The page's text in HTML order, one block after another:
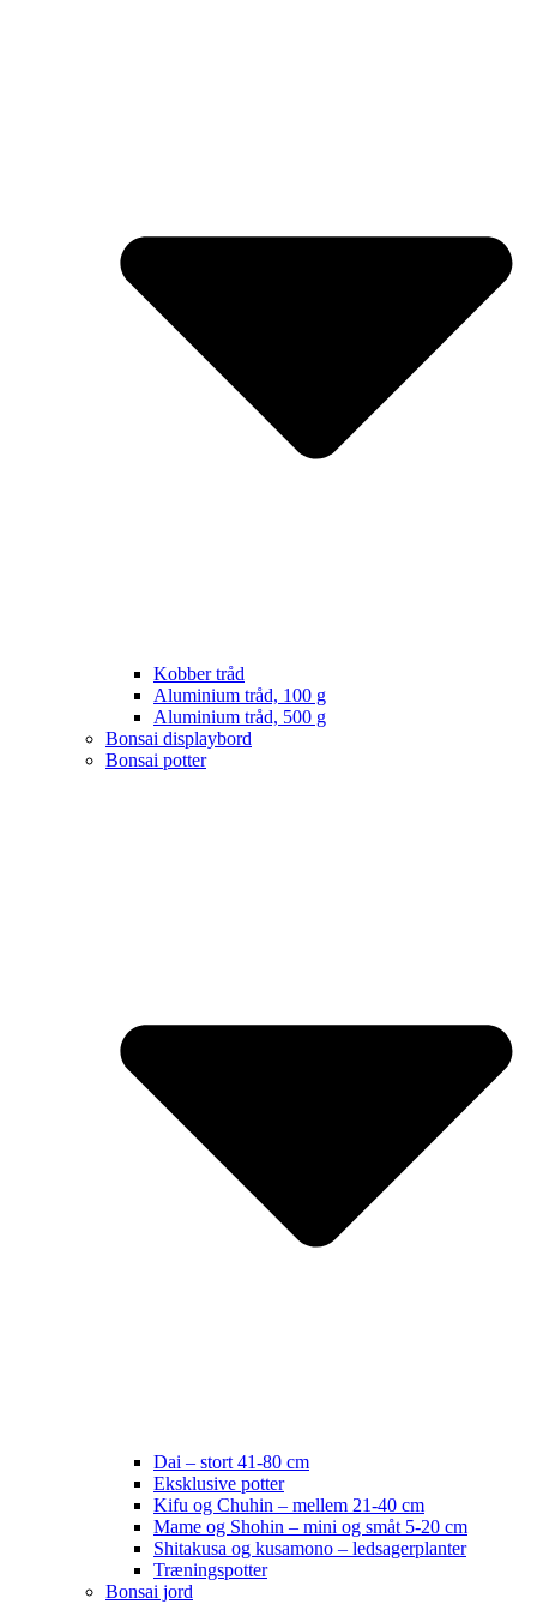
Kobber tråd
Aluminium tråd, 100 g
Aluminium tråd, 500 g
Bonsai displaybord
Bonsai potter
Dai – stort 41-80 cm
Eksklusive potter
Kifu og Chuhin – mellem 21-40 cm
Mame og Shohin – mini og småt 5-20 cm
Shitakusa og kusamono – ledsagerplanter
Træningspotter
Bonsai jord